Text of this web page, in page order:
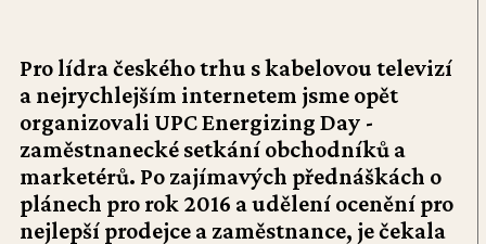
Pro lídra českého trhu s kabelovou televizí
a nejrychlejším internetem jsme opět
organizovali UPC Energizing Day -
zaměstnanecké setkání obchodníků a
marketérů. Po zajímavých přednáškách o
plánech pro rok 2016 a udělení ocenění pro
nejlepší prodejce a zaměstnance, je čekala